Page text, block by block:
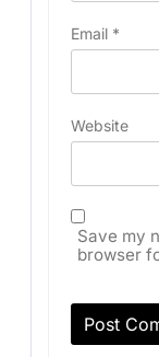
Email *
Website
Save my
browser